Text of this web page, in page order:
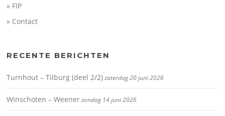
» FIP
» Contact
RECENTE BERICHTEN
Turnhout – Tilburg (deel 2/2)zaterdag 20 juni 2026
Winschoten – Weenerzondag 14 juni 2026